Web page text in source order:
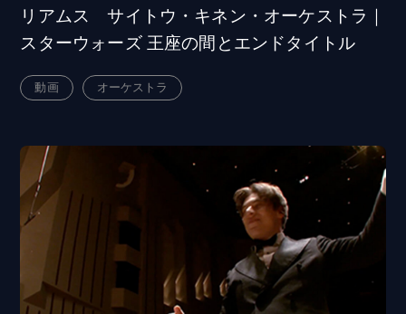
リアムス サイトウ・キネン・オーケストラ｜
スターウォーズ 王座の間とエンドタイトル
動画 オーケストラ